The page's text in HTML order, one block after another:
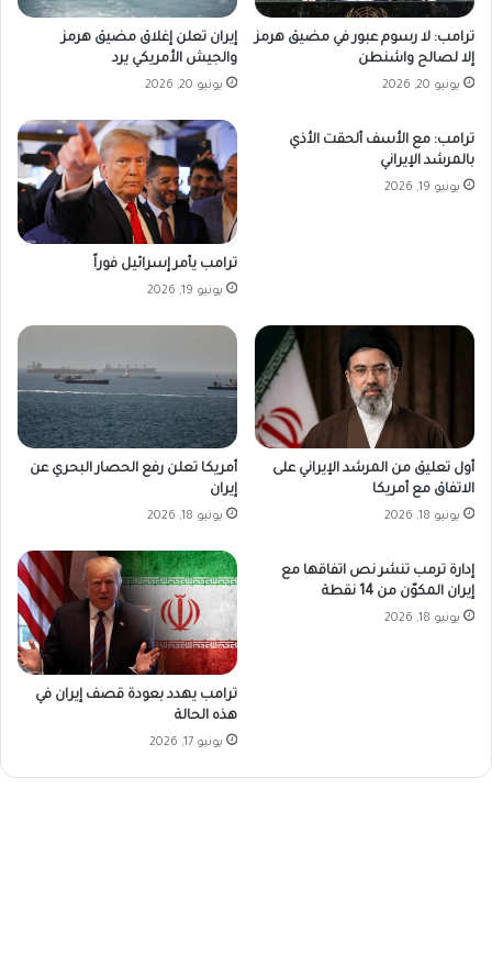
ترامب: لا رسوم عبور في مضيق هرمز
إلا لصالح واشنطن
يونيو 20, 2026
إيران تعلن إغلاق مضيق هرمز
والجيش الأمريكي يرد
يونيو 20, 2026
ترامب: مع الأسف ألحقت الأذي
بالمرشد الإيراني
يونيو 19, 2026
ترامب يأمر إسرائيل فوراً
يونيو 19, 2026
أول تعليق من المرشد الإيراني على
الاتفاق مع أمريكا
يونيو 18, 2026
أمريكا تعلن رفع الحصار البحري عن
إيران
يونيو 18, 2026
إدارة ترمب تنشر نص اتفاقها مع
إيران المكوّن من 14 نقطة
يونيو 18, 2026
ترامب يهدد بعودة قصف إيران في
هذه الحالة
يونيو 17, 2026